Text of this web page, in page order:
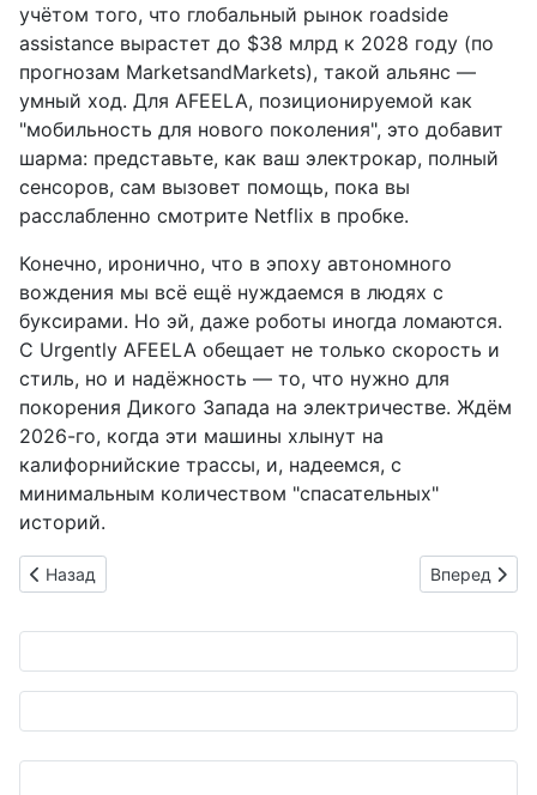
учётом того, что глобальный рынок roadside
assistance вырастет до $38 млрд к 2028 году (по
прогнозам MarketsandMarkets), такой альянс —
умный ход. Для AFEELA, позиционируемой как
"мобильность для нового поколения", это добавит
шарма: представьте, как ваш электрокар, полный
сенсоров, сам вызовет помощь, пока вы
расслабленно смотрите Netflix в пробке.
Конечно, иронично, что в эпоху автономного
вождения мы всё ещё нуждаемся в людях с
буксирами. Но эй, даже роботы иногда ломаются.
С Urgently AFEELA обещает не только скорость и
стиль, но и надёжность — то, что нужно для
покорения Дикого Запада на электричестве. Ждём
2026-го, когда эти машины хлынут на
калифорнийские трассы, и, надеемся, с
минимальным количеством "спасательных"
историй.
Предыдущий: Революция в кустах: Безводный туалет
Назад Следующий:
Вперед